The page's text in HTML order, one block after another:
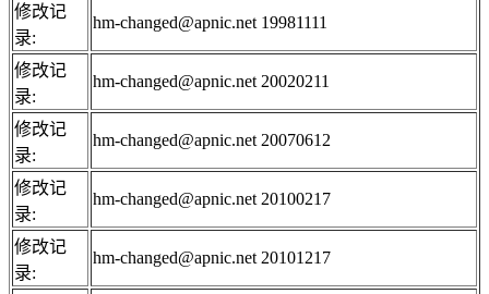
修改记
录:
hm-changed@apnic.net 19981111
修改记
录:
hm-changed@apnic.net 20020211
修改记
录:
hm-changed@apnic.net 20070612
修改记
录:
hm-changed@apnic.net 20100217
修改记
录:
hm-changed@apnic.net 20101217